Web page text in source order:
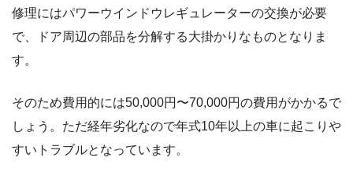
修理にはパワーウインドウレギュレーターの交換が必要
で、ドア周辺の部品を分解する大掛かりなものとなりま
す。
そのため費用的には50,000円〜70,000円の費用がかかるで
しょう。ただ経年劣化なので年式10年以上の車に起こりや
すいトラブルとなっています。